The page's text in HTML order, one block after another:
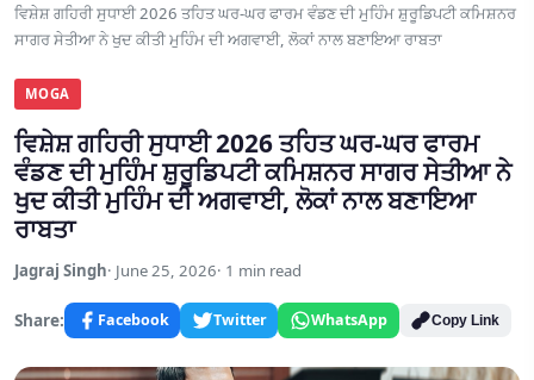
ਵਿਸ਼ੇਸ਼ ਗਹਿਰੀ ਸੁਧਾਈ 2026 ਤਹਿਤ ਘਰ-ਘਰ ਫਾਰਮ ਵੰਡਣ ਦੀ ਮੁਹਿੰਮ ਸ਼ੁਰੂਡਿਪਟੀ ਕਮਿਸ਼ਨਰ
ਸਾਗਰ ਸੇਤੀਆ ਨੇ ਖੁਦ ਕੀਤੀ ਮੁਹਿੰਮ ਦੀ ਅਗਵਾਈ, ਲੋਕਾਂ ਨਾਲ ਬਣਾਇਆ ਰਾਬਤਾ
MOGA
ਵਿਸ਼ੇਸ਼ ਗਹਿਰੀ ਸੁਧਾਈ 2026 ਤਹਿਤ ਘਰ-ਘਰ ਫਾਰਮ
ਵੰਡਣ ਦੀ ਮੁਹਿੰਮ ਸ਼ੁਰੂਡਿਪਟੀ ਕਮਿਸ਼ਨਰ ਸਾਗਰ ਸੇਤੀਆ ਨੇ
ਖੁਦ ਕੀਤੀ ਮੁਹਿੰਮ ਦੀ ਅਗਵਾਈ, ਲੋਕਾਂ ਨਾਲ ਬਣਾਇਆ
ਰਾਬਤਾ
Jagraj Singh June 25, 2026 1 min read
Share: Facebook Twitter WhatsApp Copy Link